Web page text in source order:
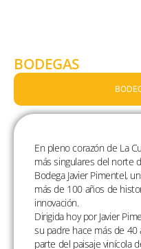
BODEGAS
En pleno corazón de La
más singulares del norte
Bodega Javier Pimentel,
más de 100 años de
innovación.
Dirigida hoy por Javier
su padre hace más de 40
parte del paisaje vinícola